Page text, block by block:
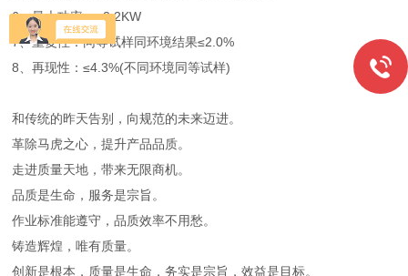
6、最大功率：≤2.2KW
7、重复性：同等试样同环境结果≤2.0%
8、再现性：≤4.3%(不同环境同等试样)
和传统的昨天告别，向规范的未来迈进。
革除马虎之心，提升产品品质。
走进质量天地，带来无限商机。
品质是生命，服务是宗旨。
作业标准能遵守，品质效率不用愁。
铸造辉煌，唯有质量。
创新是根本，质量是生命，务实是宗旨，效益是目标。